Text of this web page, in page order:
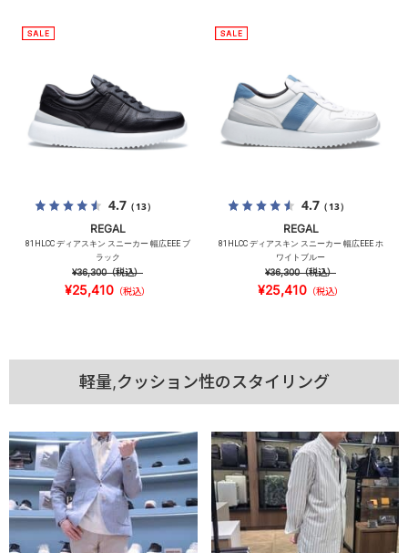
4.7（13）
REGAL
81HLCC ディアスキン スニーカー 幅広EEE ブ
ラック
¥36,300（税込）
¥25,410 （税込）
4.7（13）
REGAL
81HLCC ディアスキン スニーカー 幅広EEE ホ
ワイトブルー
¥36,300（税込）
¥25,410 （税込）
軽量,クッション性のスタイリング